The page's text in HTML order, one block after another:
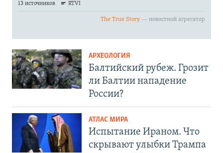
АРХЕОЛОГИЯ
Балтийский рубеж. Грозит
ли Балтии нападение
России?
АТЛАС МИРА
Испытание Ираном. Что
скрывают улыбки Трампа